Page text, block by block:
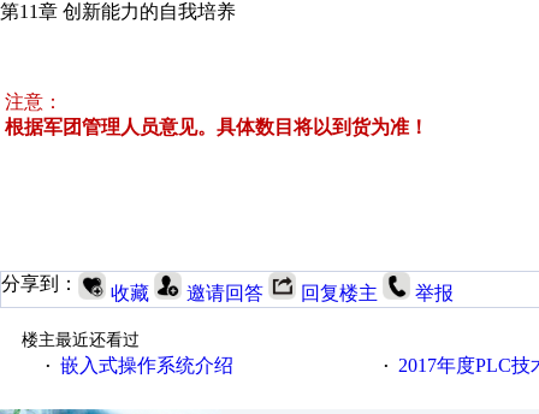
第11章 创新能力的自我培养
注意：
根据军团管理人员意见。具体数目将以到货为准！
分享到： 收藏 邀请回答 回复楼主 举报
楼主最近还看过
· 嵌入式操作系统介绍 · 2017年度PLC